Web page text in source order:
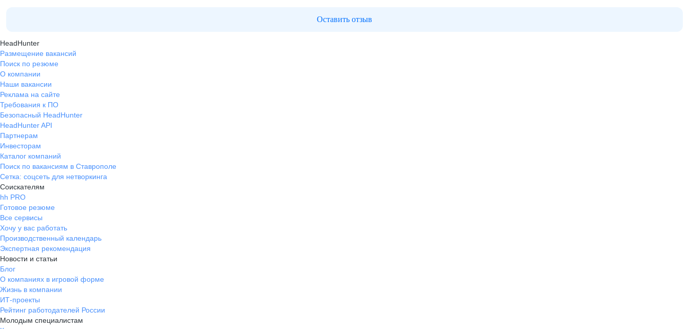
Оставить отзыв
HeadHunter
Размещение вакансий
Поиск по резюме
О компании
Наши вакансии
Реклама на сайте
Требования к ПО
Безопасный HeadHunter
HeadHunter API
Партнерам
Инвесторам
Каталог компаний
Поиск по вакансиям в Ставрополе
Сетка: соцсеть для нетворкинга
Соискателям
hh PRO
Готовое резюме
Все сервисы
Хочу у вас работать
Производственный календарь
Экспертная рекомендация
Новости и статьи
Блог
О компаниях в игровой форме
Жизнь в компании
ИТ-проекты
Рейтинг работодателей России
Молодым специалистам